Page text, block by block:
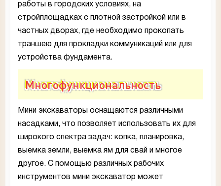
работы в городских условиях, на
стройплощадках с плотной застройкой или в
частных дворах, где необходимо прокопать
траншею для прокладки коммуникаций или для
устройства фундамента.
Многофункциональность
Мини экскаваторы оснащаются различными
насадками, что позволяет использовать их для
широкого спектра задач: копка, планировка,
выемка земли, выемка ям для свай и многое
другое. С помощью различных рабочих
инструментов мини экскаватор может